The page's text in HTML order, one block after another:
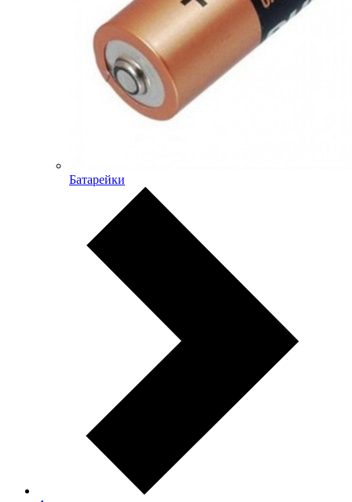
Батарейки